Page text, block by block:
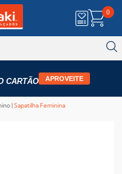
0
CARTÃO APROVEITE
Sapatilha Feminina